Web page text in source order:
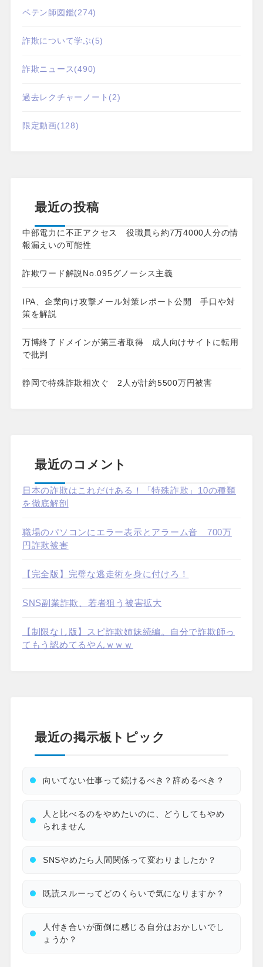
ペテン師図鑑(274)
詐欺について学ぶ(5)
詐欺ニュース(490)
過去レクチャーノート (2)
限定動画(128)
最近の投稿
中部電力に不正アクセス 役職員ら約7万4000人分の情
報漏えいの可能性
詐欺ワード解説No.095グノーシス主義
IPA、企業向け攻撃メール対策レポート公開 手口や対
策を解説
万博終了ドメインが第三者取得 成人向けサイトに転用
で批判
静岡で特殊詐欺相次ぐ 2人が計約5500万円被害
最近のコメント
日本の詐欺はこれだけある！「特殊詐欺」10の種類
を徹底解剖
職場のパソコンにエラー表示とアラーム音 700万
円詐欺被害
【完全版】完璧な逃走術を身に付けろ！
SNS副業詐欺、若者狙う被害拡大
【制限なし版】スピ詐欺姉妹続編。自分で詐欺師っ
てもう認めてるやんｗｗｗ
最近の掲示板トピック
向いてない仕事って続けるべき？辞めるべき？
人と比べるのをやめたいのに、どうしてもやめ
られません
SNSやめたら人間関係って変わりましたか？
既読スルーってどのくらいで気になりますか？
人付き合いが面倒に感じる自分はおかしいでし
ょうか？